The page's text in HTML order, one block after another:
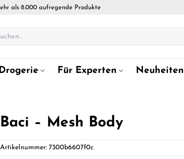
als 8.000 aufregende Produkte
Für Experten Neuheiten
Baci – Mesh Body
Artikelnummer: 7300b6607f0c